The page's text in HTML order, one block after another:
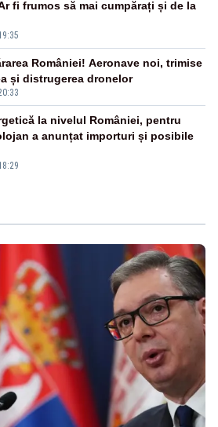
fi frumos să mai cumpărați și de la
României! Aeronave noi, trimise
și distrugerea dronelor
la nivelul României, pentru
a anunțat importuri și posibile